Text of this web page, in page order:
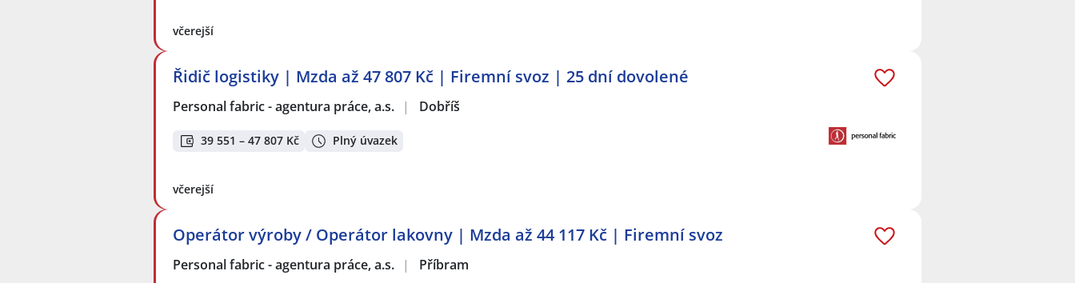
včerejší
Řidič logistiky | Mzda až 47 807 Kč | Firemní svoz | 25 dní dovolené
Personal fabric - agentura práce, a.s. | Dobříš
39 551 – 47 807 Kč Plný úvazek
včerejší
Operátor výroby / Operátor lakovny | Mzda až 44 117 Kč | Firemní svoz
Personal fabric - agentura práce, a.s. | Příbram